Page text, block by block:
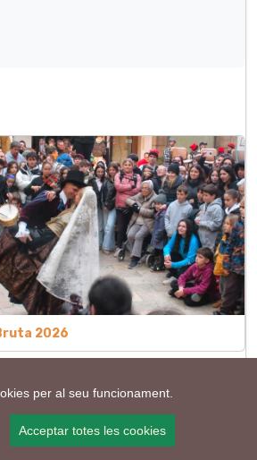
per al seu funcionament.
Acceptar totes les cookies
2026